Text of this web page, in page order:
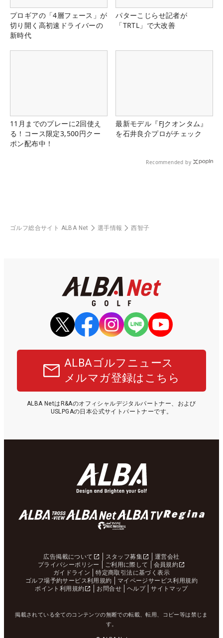
プロギアの「4層フェース」が
切り開く高初速ドライバーの
新時代
パターこじらせ記者が
「TRTL」で大改善
11月までのプレーに2回使え
る！コース限定3,500円クー
ポン配布中！
最新モデル『FJクオンタム』
を石井良介プロがチェック
Recommended by
ゴルフ総合サイト ALBA Net 選手情報 西智子
ALBAゴルフニュース
メルマガ登録はこちら
ALBA NetはR&Aのオフィシャルデジタルパートナー、および
USLPGAの日本公式サイトパートナーです。
広告掲載について スタッフ募集
運営会社
プライバシーポリシー
ご利用に際して
会員規約
ガイドライン
特定商取引法に基づく表示
ゴルフ場予約サービス利用規約
マイページサービス利用規約
ポイント利用規約
お問合せ ヘルプ サイトマップ
掲載されている全てのコンテンツの無断での転載、転用、コピー等は禁じま
す。